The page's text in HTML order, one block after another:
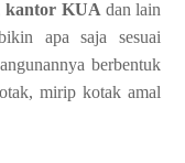
kantor KUA dan lain
apa saja sesuai
berbentuk
mirip kotak amal